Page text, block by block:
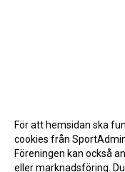
För att hemsidan ska
cookies från
Föreningen kan också
eller marknadsföring.